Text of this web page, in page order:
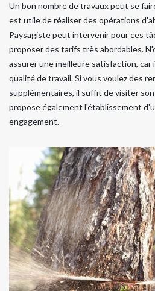
Un bon nombre de travaux peut se
est utile de réaliser des opérations
Paysagiste peut intervenir pour ces
proposer des tarifs très abordables.
assurer une meilleure satisfaction,
qualité de travail. Si vous voulez des
supplémentaires, il suffit de visiter
propose également l'établissement
engagement.